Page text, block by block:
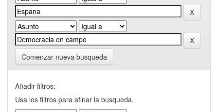
Comenzar nueva busqueda
Añadir filtros:
Usa los filtros para afinar la busqueda.